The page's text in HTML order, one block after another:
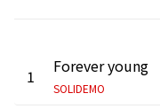
1 Forever young
SOLIDEMO